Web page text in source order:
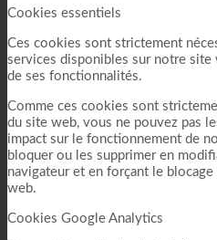
Cookies essentiels
Ces cookies sont strictement
services disponibles sur notre
de ses fonctionnalités.
Comme ces cookies sont
du site web, vous ne pouvez pas
impact sur le fonctionnement de
bloquer ou les supprimer en
navigateur et en forçant le
web.
Cookies Google Analytics